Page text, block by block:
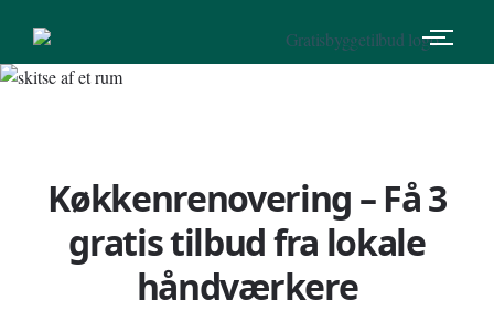
Køkkenrenovering – Få 3
gratis tilbud fra lokale
håndværkere